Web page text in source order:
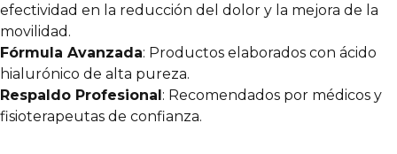
efectividad en la reducción del dolor y la mejora de la
movilidad.
Fórmula Avanzada: Productos elaborados con ácido
hialurónico de alta pureza.
Respaldo Profesional: Recomendados por médicos y
fisioterapeutas de confianza.